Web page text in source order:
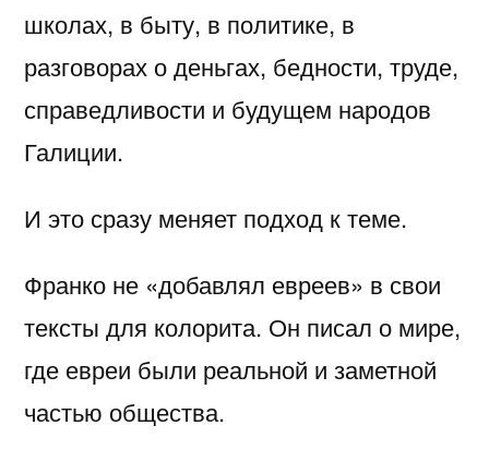
школах, в быту, в политике, в
разговорах о деньгах, бедности, труде,
справедливости и будущем народов
Галиции.
И это сразу меняет подход к теме.
Франко не «добавлял евреев» в свои
тексты для колорита. Он писал о мире,
где евреи были реальной и заметной
частью общества.